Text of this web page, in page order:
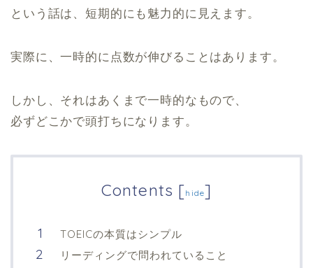
という話は、短期的にも魅力的に見えます。
実際に、一時的に点数が伸びることはあります。
しかし、それはあくまで一時的なもので、
必ずどこかで頭打ちになります。
Contents [hide]
TOEICの本質はシンプル
リーディングで問われていること